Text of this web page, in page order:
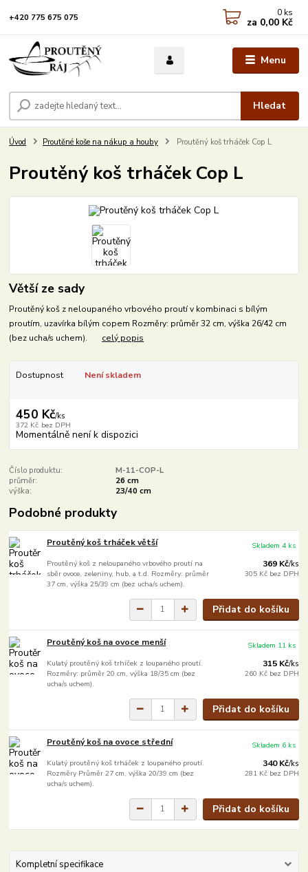
Menu
Hledat
+420 775 675 075 0 ks
za 0,00 Kč
Úvod Proutěné koše na nákup a houby Proutěný koš trháček Cop L
Proutěný koš trháček Cop L
Větší ze sady
Proutěný koš z neloupaného vrbového proutí v kombinaci s bílým
proutím, uzavírka bílým copem Rozměry: průměr 32 cm, výška 26/42 cm
(bez ucha/s uchem). celý popis
Dostupnost Není skladem
450 Kč/ks
372 Kč bez DPH
Momentálně není k dispozici
Číslo produktu:
M-11-COP-L
průměr:
26 cm
výška:
23/40 cm
Podobné produkty
Proutěný koš trháček větší
Proutěný koš z neloupaného vrbového proutí na
sběr ovoce, zeleniny, hub, a t.d. Rozměry: průměr
37 cm, výška 25/39 cm (bez ucha/s uchem).
369 Kč/ks
305 Kč bez DPH
Skladem 4 ks
Přidat do košíku
Proutěný koš na ovoce menší
Kulatý proutěný koš trhíček z loupaného proutí.
Rozměry: průměr 20 cm, výška 18/35 cm (bez
ucha/s uchem).
315 Kč/ks
260 Kč bez DPH
Skladem 11 ks
Přidat do košíku
Proutěný koš na ovoce střední
Kulatý proutěný koš trháček z loupaného proutí.
Rozměry Průměr 27 cm, výška 20/39 cm (bez
ucha/s uchem).
340 Kč/ks
281 Kč bez DPH
Skladem 6 ks
Přidat do košíku
Kompletní specifikace